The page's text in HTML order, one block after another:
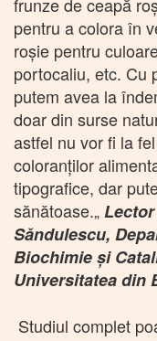
pentru a colora în
roșie pentru
portocaliu, etc. Cu
putem avea la
doar din surse
astfel nu vor fi la
coloranților
tipografice, dar
sănătoase.„
Săndulescu,
Biochimie și
Universitatea din
Studiul complet